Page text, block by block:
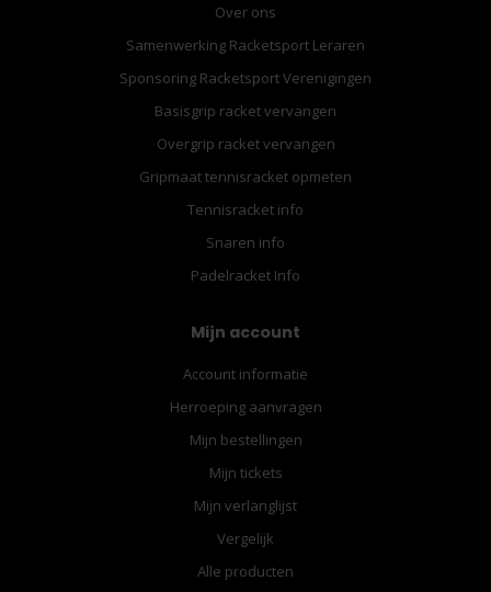
Over ons
Samenwerking Racketsport Leraren
Sponsoring Racketsport Verenigingen
Basisgrip racket vervangen
Overgrip racket vervangen
Gripmaat tennisracket opmeten
Tennisracket info
Snaren info
Padelracket Info
Mijn account
Account informatie
Herroeping aanvragen
Mijn bestellingen
Mijn tickets
Mijn verlanglijst
Vergelijk
Alle producten